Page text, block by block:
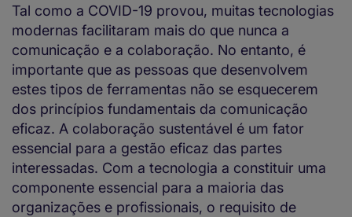
Tal como a COVID-19 provou, muitas tecnologias
modernas facilitaram mais do que nunca a
comunicação e a colaboração. No entanto, é
importante que as pessoas que desenvolvem
estes tipos de ferramentas não se esquecerem
dos princípios fundamentais da comunicação
eficaz. A colaboração sustentável é um fator
essencial para a gestão eficaz das partes
interessadas. Com a tecnologia a constituir uma
componente essencial para a maioria das
organizações e profissionais, o requisito de